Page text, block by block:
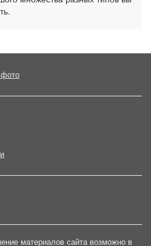
материалов сайта возможно в